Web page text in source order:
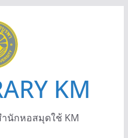
KM
นักหอสมุดใช้ KM